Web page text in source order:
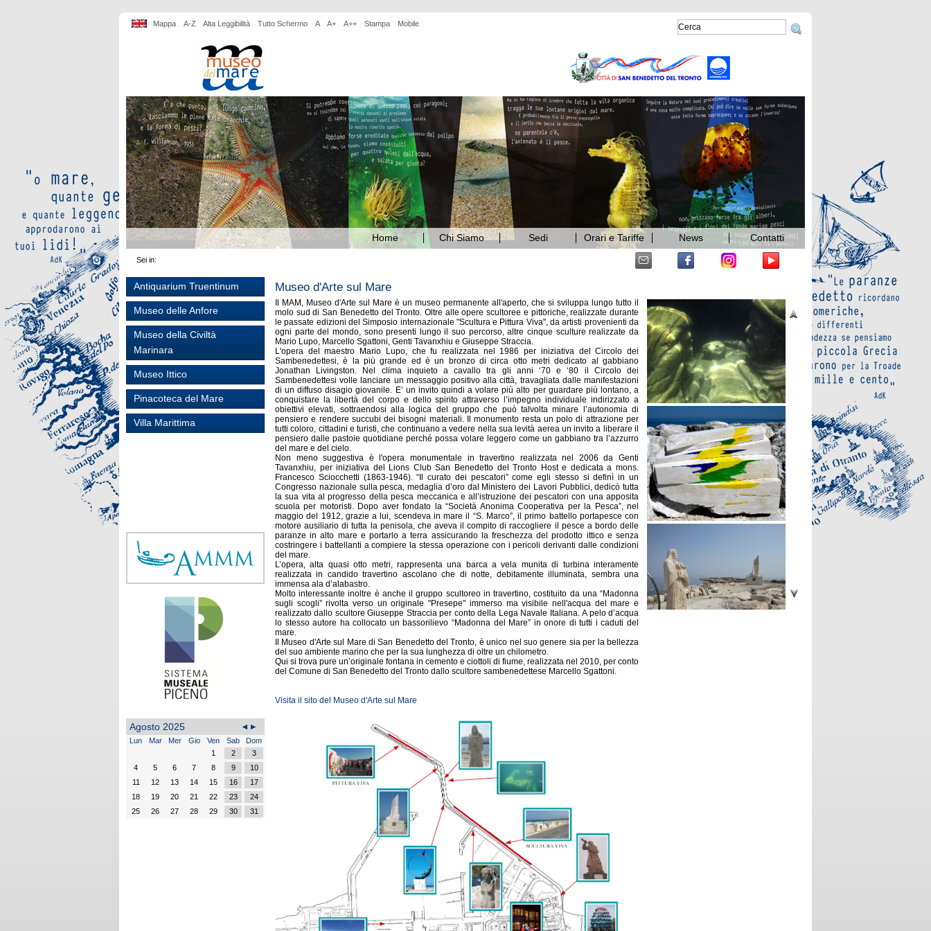
Mappa A-Z Alta Leggibilità Tutto Schermo A A+ A++ Stampa Mobile
Chi Siamo Sedi Orari e Tariffe News Contatti
Home
Sei in:
Antiquarium Truentinum
Museo delle Anfore
Museo della Civiltà
Marinara
Museo Ittico
Pinacoteca del Mare
Villa Marittima
Agosto 2025
Lun Mar Mer Gio Ven Sab
Dom
1
2
3
4
5 6 7 8 9
10
11
12 13 14 15 16
17
18
19 20 21 22 23
24
25
26 27 28 29 30 31
Museo d'Arte sul Mare
Il MAM, Museo d'Arte sul Mare è un museo permanente all'aperto, che si sviluppa lungo tutto il
molo sud di San Benedetto del Tronto. Oltre alle opere scultoree e pittoriche, realizzate durante
le passate edizioni del Simposio internazionale "Scultura e Pittura Viva", da artisti provenienti da
ogni parte del mondo, sono presenti lungo il suo percorso, altre cinque sculture realizzate da
Mario Lupo, Marcello Sgattoni, Genti Tavanxhiu e Giuseppe Straccia.
L'opera del maestro Mario Lupo, che fu realizzata nel 1986 per iniziativa del Circolo dei
Sambenedettesi, è la più grande ed è un bronzo di circa otto metri dedicato al gabbiano
Jonathan Livingston. Nel clima inquieto a cavallo tra gli anni ‘70 e ‘80 il Circolo dei
Sambenedettesi volle lanciare un messaggio positivo alla città, travagliata dalle manifestazioni
di un diffuso disagio giovanile. E’ un invito quindi a volare più alto per guardare più lontano, a
conquistare la libertà del corpo e dello spirito attraverso l’impegno individuale indirizzato a
obiettivi elevati, sottraendosi alla logica del gruppo che può talvolta minare l’autonomia di
pensiero e rendere succubi dei bisogni materiali. Il monumento resta un polo di attrazione per
tutti coloro, cittadini e turisti, che continuano a vedere nella sua levità aerea un invito a liberare il
pensiero dalle pastoie quotidiane perché possa volare leggero come un gabbiano tra l’azzurro
del mare e del cielo.
Non meno suggestiva è l'opera monumentale in travertino realizzata nel 2006 da Genti
Tavanxhiu, per iniziativa del Lions Club San Benedetto del Tronto Host e dedicata a mons.
Francesco Sciocchetti (1863-1946). “Il curato dei pescatori” come egli stesso si definì in un
Congresso nazionale sulla pesca, medaglia d’oro dal Ministero dei Lavori Pubblici, dedicò tutta
la sua vita al progresso della pesca meccanica e all’istruzione dei pescatori con una apposita
scuola per motoristi. Dopo aver fondato la “Società Anonima Cooperativa per la Pesca”, nel
maggio del 1912, grazie a lui, scendeva in mare il “S. Marco”, il primo battello portapesce con
motore ausiliario di tutta la penisola, che aveva il compito di raccogliere il pesce a bordo delle
paranze in alto mare e portarlo a terra assicurando la freschezza del prodotto ittico e senza
costringere i battellanti a compiere la stessa operazione con i pericoli derivanti dalle condizioni
del mare.
L’opera, alta quasi otto metri, rappresenta una barca a vela munita di turbina interamente
realizzata in candido travertino ascolano che di notte, debitamente illuminata, sembra una
immensa ala d’alabastro.
Molto interessante inoltre è anche il gruppo scultoreo in travertino, costituito da una “Madonna
sugli scogli” rivolta verso un originale "Presepe" immerso ma visibile nell'acqua del mare e
realizzato dallo scultore Giuseppe Straccia per conto della Lega Navale Italiana. A pelo d’acqua
lo stesso autore ha collocato un bassorilievo “Madonna del Mare” in onore di tutti i caduti del
mare.
Il Museo d'Arte sul Mare di San Benedetto del Tronto, è unico nel suo genere sia per la bellezza
del suo ambiente marino che per la sua lunghezza di oltre un chilometro.
Qui si trova pure un’originale fontana in cemento e ciottoli di fiume, realizzata nel 2010, per conto
del Comune di San Benedetto del Tronto dallo scultore sambenedettese Marcello Sgattoni.
Visita il sito del Museo d'Arte sul Mare